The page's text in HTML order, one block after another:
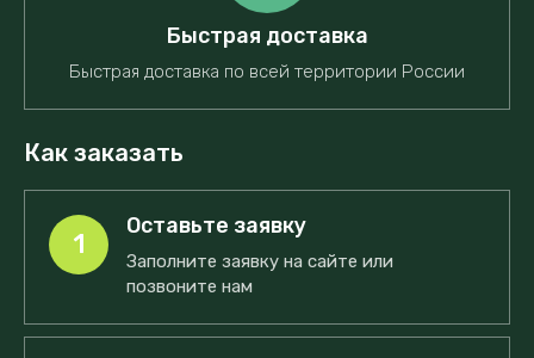
Быстрая доставка
Быстрая доставка по всей территории России
Как заказать
1
Оставьте заявку
Заполните заявку на сайте или
позвоните нам